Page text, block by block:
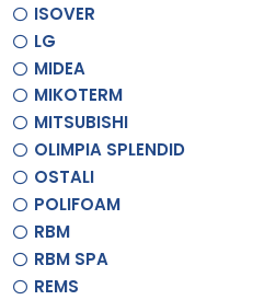
ISOVER
LG
MIDEA
MIKOTERM
MITSUBISHI
OLIMPIA SPLENDID
OSTALI
POLIFOAM
RBM
RBM SPA
REMS